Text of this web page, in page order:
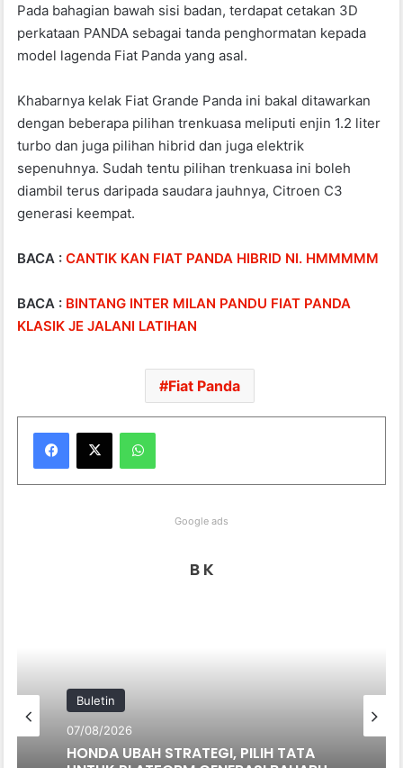
Pada bahagian bawah sisi badan, terdapat cetakan 3D
perkataan PANDA sebagai tanda penghormatan kepada
model lagenda Fiat Panda yang asal.
Khabarnya kelak Fiat Grande Panda ini bakal ditawarkan
dengan beberapa pilihan trenkuasa meliputi enjin 1.2 liter
turbo dan juga pilihan hibrid dan juga elektrik
sepenuhnya. Sudah tentu pilihan trenkuasa ini boleh
diambil terus daripada saudara jauhnya, Citroen C3
generasi keempat.
BACA :CANTIK KAN FIAT PANDA HIBRID NI. HMMMMM
BACA : BINTANG INTER MILAN PANDU FIAT PANDA
KLASIK JE JALANI LATIHAN
Fiat Panda
WhatsApp
Google ads
B K
Buletin
07/08/2026
HONDA UBAH STRATEGI, PILIH TATA